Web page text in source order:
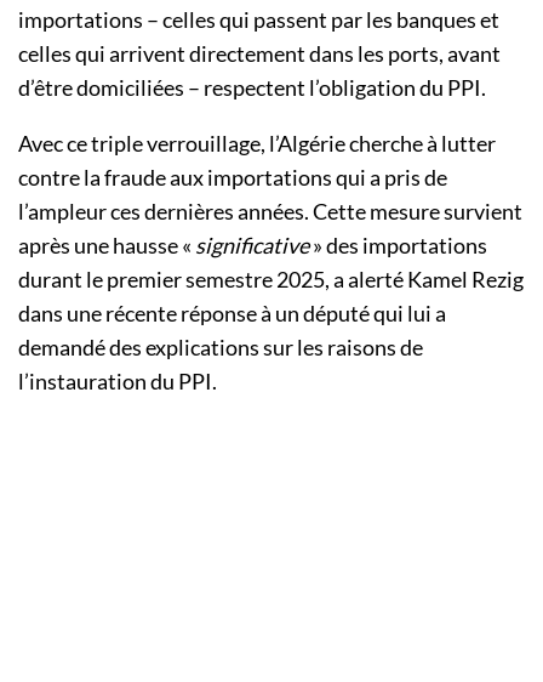
importations – celles qui passent par les banques et
celles qui arrivent directement dans les ports, avant
d’être domiciliées – respectent l’obligation du PPI.
Avec ce triple verrouillage, l’Algérie cherche à lutter
contre la fraude aux importations qui a pris de
l’ampleur ces dernières années. Cette mesure survient
après une hausse « significative» des importations
durant le premier semestre 2025, a alerté Kamel Rezig
dans une récente réponse à un député qui lui a
demandé des explications sur les raisons de
l’instauration du PPI.